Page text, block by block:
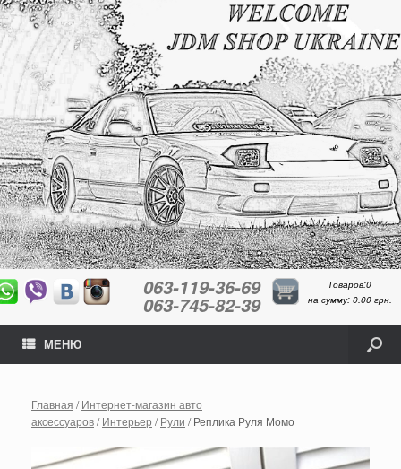
Товаров:0
на сумму: 0.00 грн.
063-119-36-69
063-745-82-39
МЕНЮ
Главная /Интернет-магазин авто
аксессуаров/Интерьер /Рули / Реплика Руля Момо